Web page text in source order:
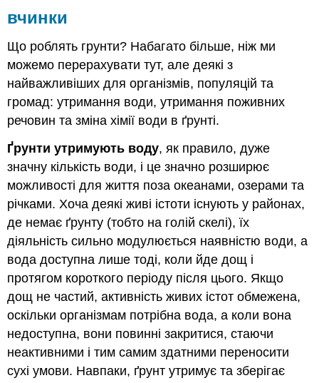
вчинки
Що роблять грунти? Набагато більше, ніж ми
можемо перерахувати тут, але деякі з
найважливіших для організмів, популяцій та
громад: утримання води, утримання поживних
речовин та зміна хімії води в ґрунті.
Ґрунти утримують воду, як правило, дуже
значну кількість води, і це значно розширює
можливості для життя поза океанами, озерами та
річками. Хоча деякі живі істоти існують у районах,
де немає ґрунту (тобто на голій скелі), їх
діяльність сильно модулюється наявністю води, а
вода доступна лише тоді, коли йде дощ і
протягом короткого періоду після цього. Якщо
дощ не частий, активність живих істот обмежена,
оскільки організмам потрібна вода, а коли вона
недоступна, вони повинні закритися, стаючи
неактивними і тим самим здатними переносити
сухі умови. Навпаки, ґрунт утримує та зберігає